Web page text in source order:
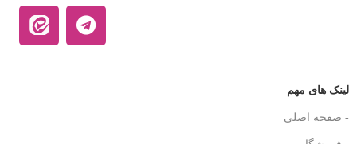
لینک های مهم
- صفحه اصلی